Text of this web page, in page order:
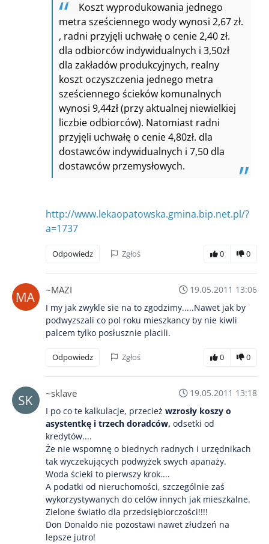
Koszt wyprodukowania jednego
metra sześciennego wody wynosi 2,67 zł.
, radni przyjęli uchwałę o cenie 2,40 zł.
dla odbiorców indywidualnych i 3,50zł
dla zakładów produkcyjnych, realny
koszt oczyszczenia jednego metra
sześciennego ścieków komunalnych
wynosi 9,44zł (przy aktualnej niewielkiej
liczbie odbiorców). Natomiast radni
przyjęli uchwałę o cenie 4,80zł. dla
dostawców indywidualnych i 7,50 dla
dostawców przemysłowych.
http://www.lekaopatowska.gmina.bip.net.pl/?
a=1737
Odpowiedz Zgłoś 0 0
~MAZI
19.05.2011 13:06
I my jak zwykle sie na to zgodzimy.....Nawet jak by
podwyzszali co pol roku mieszkancy by nie kiwli
palcem tylko posłusznie placili.
Odpowiedz Zgłoś 0 0
~sklave
19.05.2011 13:18
I po co te kalkulacje, przecież wzrosły koszy o
asystentkę i trzech doradców, odsetki od
kredytów....
Że nie wspomnę o biednych radnych i urzędnikach
tak wyczekujących podwyżek swych apanaży.
Woda ścieki to pierwszy krok....
A podatki od nieruchomości, szczególnie zaś
wykorzystywanych do celów innych jak mieszkalne.
Zielone światło dla przedsiębiorczości!!!!
Don Donaldo nie pozostawi nawet złudzeń na
lepsze jutro!